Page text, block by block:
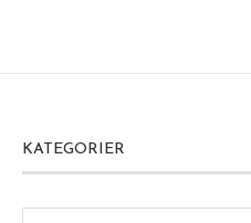
KATEGORIER